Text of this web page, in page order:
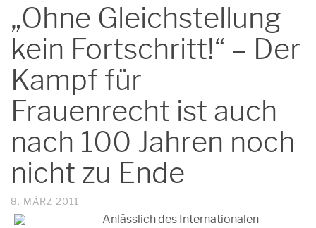
„Ohne Gleichstellung
kein Fortschritt!“ – Der
Kampf für
Frauenrecht ist auch
nach 100 Jahren noch
nicht zu Ende
8. MÄRZ 2011
Anlässlich des Internationalen